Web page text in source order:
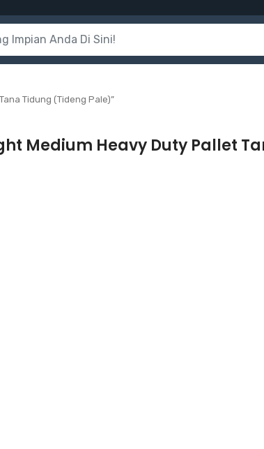
Tidung (Tideng Pale)”
Medium Heavy Duty Pallet